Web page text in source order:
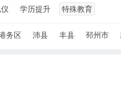
学历提升 特殊教育
务区 沛县 丰县 邳州市